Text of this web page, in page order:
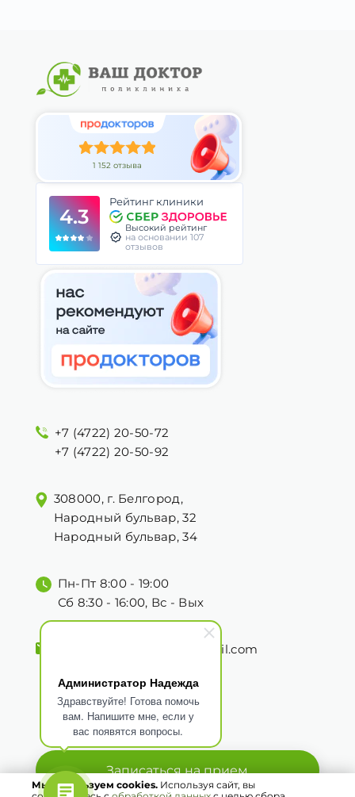
Администратор Надежда
Здравствуйте! Готова помочь
вам. Напишите мне, если у
вас появятся вопросы.
1 152 отзыва
4.3
Рейтинг клиники
Высокий рейтинг
на основании 107
отзывов
+7 (4722) 20-50-72
+7 (4722) 20-50-92
308000, г. Белгород,
Народный бульвар, 32
Народный бульвар, 34
Пн-Пт 8:00 - 19:00
Сб 8:30 - 16:00, Вс - Вых
vashdoktorbelgorod@gmail.com
Записаться на прием
Мы используем cookies. Используя сайт, вы